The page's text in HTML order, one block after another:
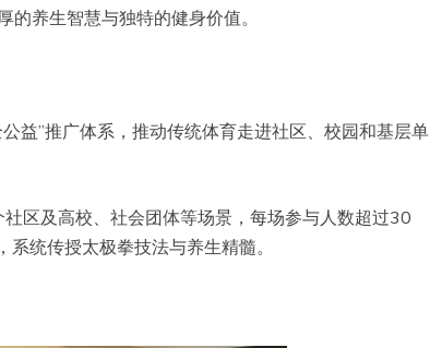
养生智慧与独特的健身价值。
益”推广体系，推动传统体育走进社区、校园和基层单
区及高校、社会团体等场景，每场参与人数超过30
统传授太极拳技法与养生精髓。